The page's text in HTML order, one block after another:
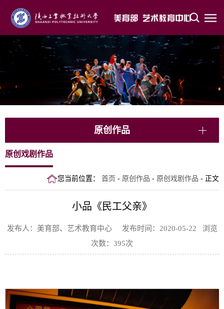
原创作品
原创戏剧作品
您当前位置： 首页 - 原创作品 - 原创戏剧作品 - 正文
小品《民工父亲》
发布人：美育部、艺术教育中心 发布时间：2020-05-22 浏览
次数： 395次